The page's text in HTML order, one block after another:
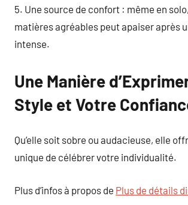
5. Une source de confort : même en
matières agréables peut apaiser après
intense.
Une Manière
Style et Votre
Qu’elle soit sobre ou audacieuse, elle
unique de célébrer votre individualité.
Plus d’infos à propos de Plus de détails